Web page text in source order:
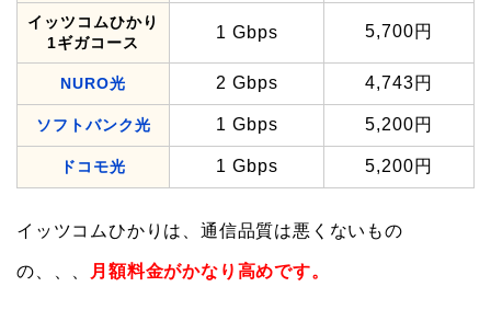
イッツコムひかり
1ギガコース
1 Gbps 5,700円
NURO光 2 Gbps 4,743円
ソフトバンク光 1 Gbps 5,200円
ドコモ光 1 Gbps 5,200円
イッツコムひかりは、通信品質は悪くないもの
の、、、 月額料金がかなり高めです。